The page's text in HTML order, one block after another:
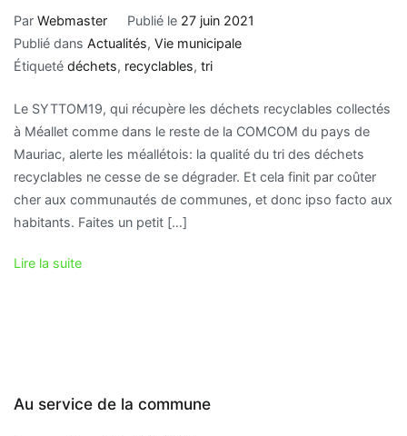
Par Webmaster Publié le 27 juin 2021
Publié dans Actualités, Vie municipale
Étiqueté déchets, recyclables, tri
Le SYTTOM19, qui récupère les déchets recyclables collectés
à Méallet comme dans le reste de la COMCOM du pays de
Mauriac, alerte les méallétois: la qualité du tri des déchets
recyclables ne cesse de se dégrader. Et cela finit par coûter
cher aux communautés de communes, et donc ipso facto aux
habitants. Faites un petit […]
Lire la suite
Au service de la commune